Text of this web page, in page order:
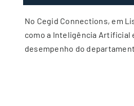
No Cegid Connections, em
como a Inteligência Artificial
desempenho do